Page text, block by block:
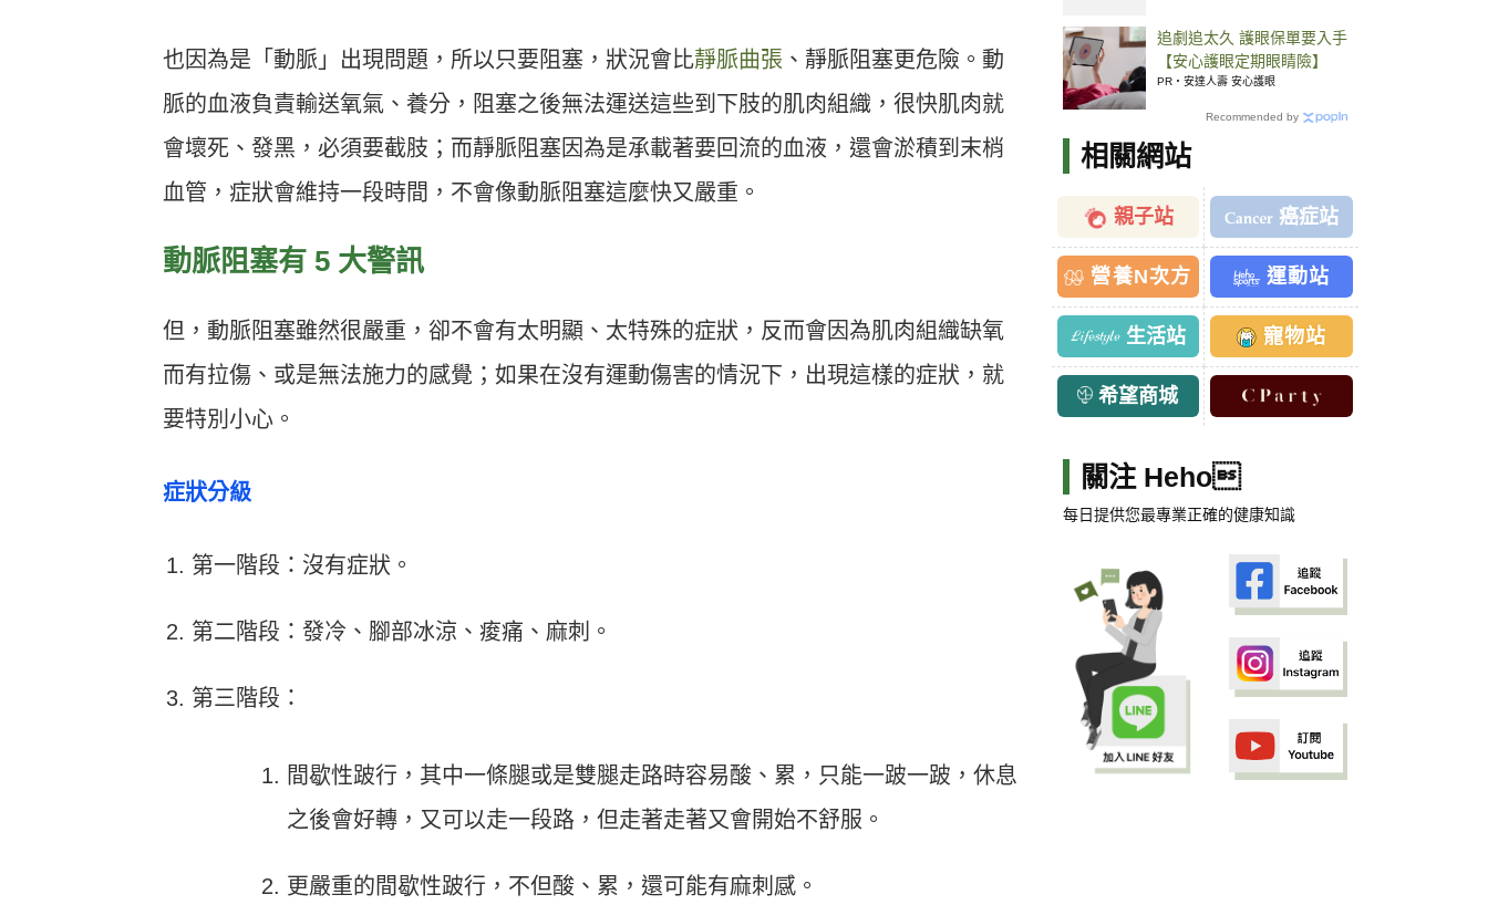
也因為是「動脈」出現問題，所以只要阻塞，狀況會比靜脈曲張 、靜脈阻塞更危險。動
脈的血液負責輸送氧氣、養分，阻塞之後無法運送這些到下肢的肌肉組織，很快肌肉就
會壞死、發黑，必須要截肢；而靜脈阻塞因為是承載著要回流的血液，還會淤積到末梢
血管，症狀會維持一段時間，不會像動脈阻塞這麼快又嚴重。
動脈阻塞有 5 大警訊
但，動脈阻塞雖然很嚴重，卻不會有太明顯、太特殊的症狀，反而會因為肌肉組織缺氧
而有拉傷、或是無法施力的感覺；如果在沒有運動傷害的情況下，出現這樣的症狀，就
要特別小心。
症狀分級
第一階段：沒有症狀。
第二階段：發冷、腳部冰涼、痠痛、麻刺。
第三階段：
間歇性跛行，其中一條腿或是雙腿走路時容易酸、累，只能一跛一跛，休息
之後會好轉，又可以走一段路，但走著走著又會開始不舒服。
更嚴重的間歇性跛行，不但酸、累，還可能有麻刺感。
追劇追太久 護眼保單要入手
【安心護眼定期眼睛險】
PR・安達人壽 安心護眼
Recommended by
相關網站
親子站 癌症站
營養N次方 運動站
生活站 寵物站
希望商城
關注 Heho
每日提供您最專業正確的健康知識